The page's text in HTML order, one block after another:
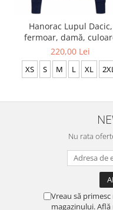
Hanorac Lupul Dacic,
fermoar, damă,
bleumarin CDAC66
220,00 Lei
XS S M L XL
Nu rata
Vreau să
magazinului.